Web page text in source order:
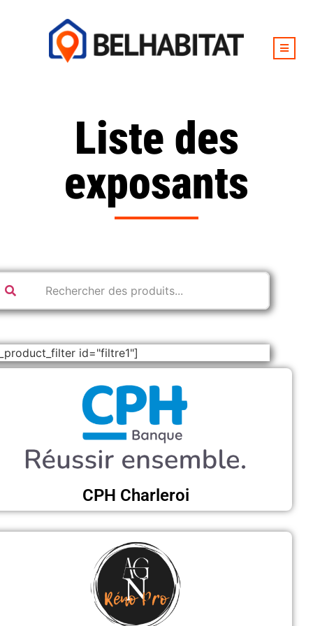
Liste des
exposants
id="filtre1"]
CPH Charleroi